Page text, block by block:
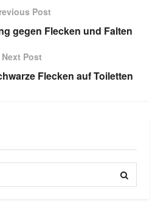
Post
gegen Flecken und Falten
Next Post
Flecken auf Toiletten